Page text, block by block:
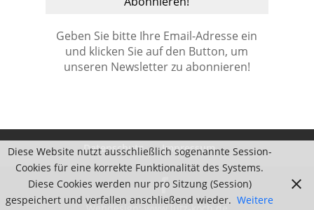
Geben Sie bitte Ihre Email-Adresse ein
und klicken Sie auf den Button, um
unseren Newsletter zu abonnieren!
Datenschutz Impressum
Diese Website nutzt ausschließlich sogenannte Session-
Cookies für eine korrekte Funktionalität des Systems.
Diese Cookies werden nur pro Sitzung (Session)
gespeichert und verfallen anschließend wieder. Weitere